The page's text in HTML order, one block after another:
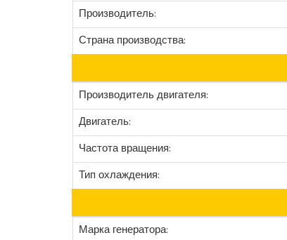
Производитель:
Страна производства:
Производитель двигателя:
Двигатель:
Частота вращения:
Тип охлаждения:
Марка генератора: